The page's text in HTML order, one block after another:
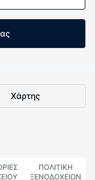
Χάρτης
ΠΟΛΙΤΙΚΗ
ΞΕΝΟΔΟΧΕΊΩΝ